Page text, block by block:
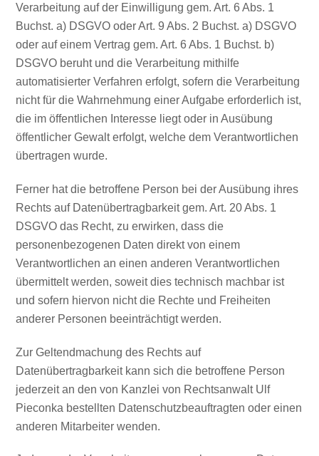
Verarbeitung auf der Einwilligung gem. Art. 6 Abs. 1
Buchst. a) DSGVO oder Art. 9 Abs. 2 Buchst. a) DSGVO
oder auf einem Vertrag gem. Art. 6 Abs. 1 Buchst. b)
DSGVO beruht und die Verarbeitung mithilfe
automatisierter Verfahren erfolgt, sofern die Verarbeitung
nicht für die Wahrnehmung einer Aufgabe erforderlich ist,
die im öffentlichen Interesse liegt oder in Ausübung
öffentlicher Gewalt erfolgt, welche dem Verantwortlichen
übertragen wurde.
Ferner hat die betroffene Person bei der Ausübung ihres
Rechts auf Datenübertragbarkeit gem. Art. 20 Abs. 1
DSGVO das Recht, zu erwirken, dass die
personenbezogenen Daten direkt von einem
Verantwortlichen an einen anderen Verantwortlichen
übermittelt werden, soweit dies technisch machbar ist
und sofern hiervon nicht die Rechte und Freiheiten
anderer Personen beeinträchtigt werden.
Zur Geltendmachung des Rechts auf
Datenübertragbarkeit kann sich die betroffene Person
jederzeit an den von Kanzlei von Rechtsanwalt Ulf
Pieconka bestellten Datenschutzbeauftragten oder einen
anderen Mitarbeiter wenden.